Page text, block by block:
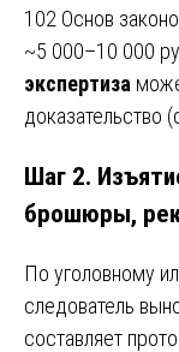
102 Основ
~5 000–10 000
экспертиза
Шаг 2.
брошюры,
По уголовному
следователь
составляет